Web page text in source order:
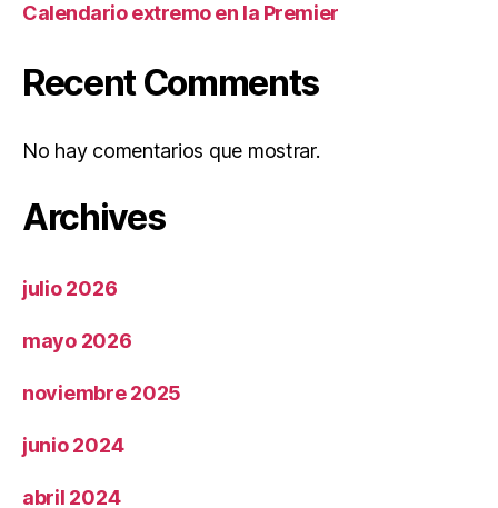
Calendario extremo en la Premier
Recent Comments
No hay comentarios que mostrar.
Archives
julio 2026
mayo 2026
noviembre 2025
junio 2024
abril 2024